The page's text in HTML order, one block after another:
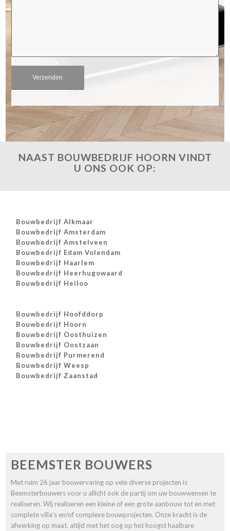
NAAST BOUWBEDRIJF HOORN VINDT
U ONS OOK OP:
Bouwbedrijf Alkmaar
Bouwbedrijf Amsterdam
Bouwbedrijf Amstelveen
Bouwbedrijf Edam Volendam
Bouwbedrijf Haarlem
Bouwbedrijf Heerhugowaard
Bouwbedrijf Heiloo
Bouwbedrijf Hoofddorp
Bouwbedrijf Hoorn
Bouwbedrijf Oosthuizen
Bouwbedrijf Oostzaan
Bouwbedrijf Purmerend
Bouwbedrijf Weesp
Bouwbedrijf Zaanstad
BEEMSTER BOUWERS
Met ruim 26 jaar bouwervaring op vele diverse projecten is
Beemsterbouwers voor u allicht ook de partij om uw bouwwensen te
realiseren. Wij realiseren een kleine of een grote aanbouw tot en met
complete villa’s en/of complexe bouwprojecten. Onze kracht is de
afwerking op maat, altijd met het oog op het hoogst haalbare